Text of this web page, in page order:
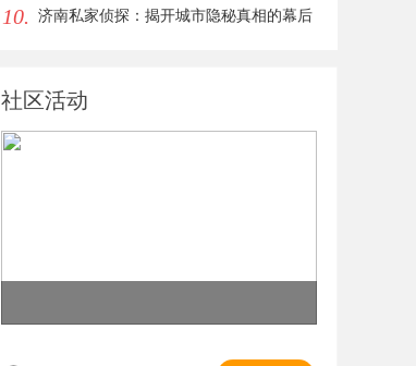
离不开版权律师
10. 济南私家侦探：揭开城市隐秘真相的幕后
社区活动